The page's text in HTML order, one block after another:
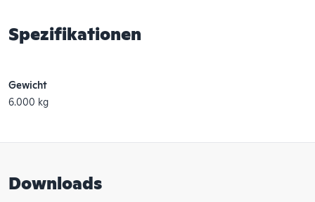
Spezifikationen
Gewicht
6.000 kg
Downloads